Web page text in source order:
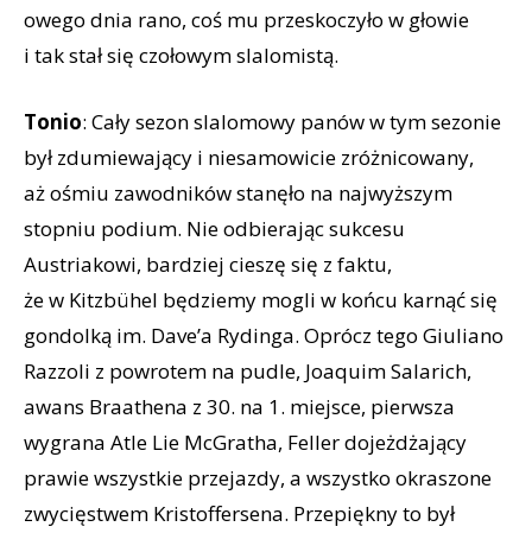
owego dnia rano, coś mu przeskoczyło w głowie
i tak stał się czołowym slalomistą.
Tonio: Cały sezon slalomowy panów w tym sezonie
był zdumiewający i niesamowicie zróżnicowany,
aż ośmiu zawodników stanęło na najwyższym
stopniu podium. Nie odbierając sukcesu
Austriakowi, bardziej cieszę się z faktu,
że w Kitzbühel będziemy mogli w końcu karnąć się
gondolką im. Dave’a Rydinga. Oprócz tego Giuliano
Razzoli z powrotem na pudle, Joaquim Salarich,
awans Braathena z 30. na 1. miejsce, pierwsza
wygrana Atle Lie McGratha, Feller dojeżdżający
prawie wszystkie przejazdy, a wszystko okraszone
zwycięstwem Kristoffersena. Przepiękny to był